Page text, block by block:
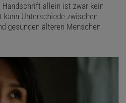
allein ist zwar kein
kann Unterschiede zwischen
gesunden älteren Menschen